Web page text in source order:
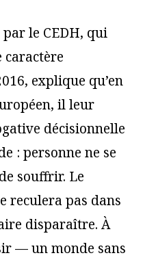
le CEDH, qui
caractère
explique qu’en
il leur
décisionnelle
: personne ne se
souffrir. Le
reculera pas dans
disparaître. À
— un monde sans